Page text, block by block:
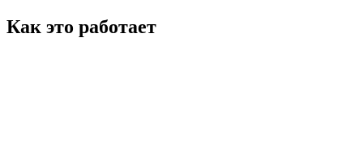
Как это работает